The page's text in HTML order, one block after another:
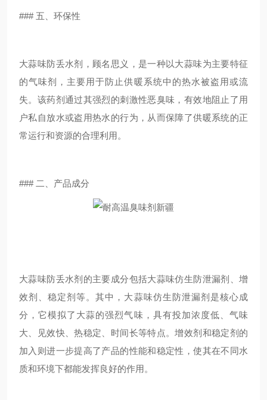
### 五、环保性
大蒜味防丢水剂，顾名思义，是一种以大蒜味为主要特征
的气味剂，主要用于防止供暖系统中的热水被盗用或流
失。该药剂通过其强烈的刺激性恶臭味，有效地阻止了用
户私自放水或盗用热水的行为，从而保障了供暖系统的正
常运行和资源的合理利用。
### 二、产品成分
大蒜味防丢水剂的主要成分包括大蒜味仿生防泄漏剂、增
效剂、稳定剂等。其中，大蒜味仿生防泄漏剂是核心成
分，它模拟了大蒜的强烈气味，具有投加浓度低、气味
大、见效快、热稳定、时间长等特点。增效剂和稳定剂的
加入则进一步提高了产品的性能和稳定性，使其在不同水
质和环境下都能发挥良好的作用。